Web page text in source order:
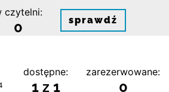
czytelni:
0 sprawdź
dostępne:
1 z 1
zarezerwowane:
0